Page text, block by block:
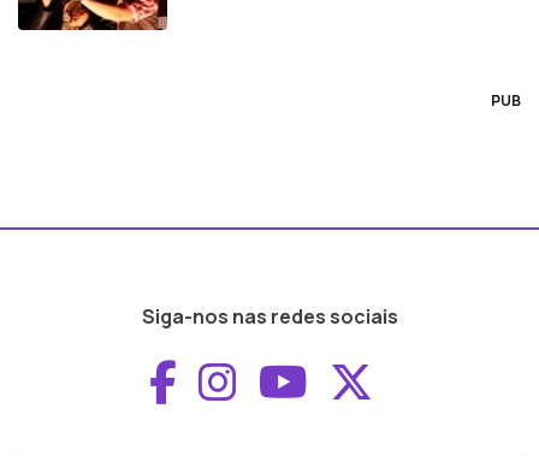
PUB
Siga-nos nas redes sociais
Aceder ao
Aceder ao
Aceder ao